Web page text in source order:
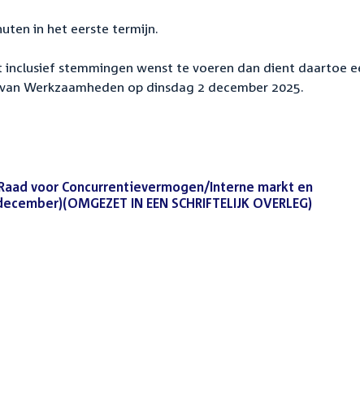
in het eerste termijn.
stemmingen wenst te voeren dan dient daartoe
Werkzaamheden op dinsdag 2 december 2025.
voor Concurrentievermogen/Interne markt en
IN EEN SCHRIFTELIJK OVERLEG)